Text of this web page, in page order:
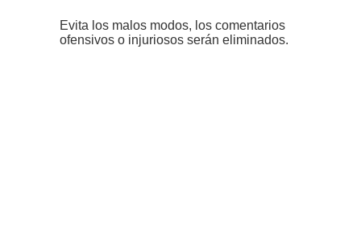
Evita los malos modos, los comentarios
ofensivos o injuriosos serán eliminados.